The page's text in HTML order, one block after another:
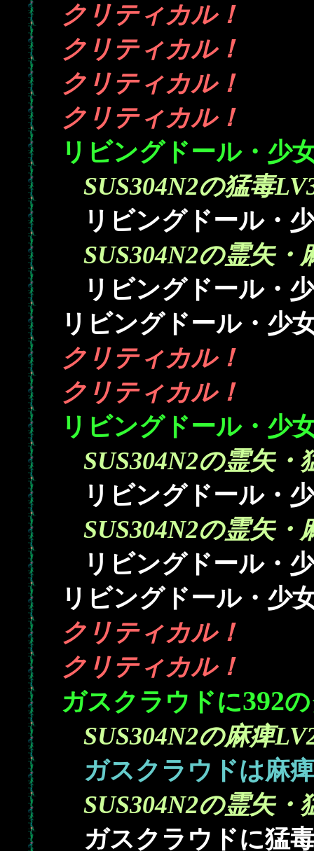
クリティカル！
クリティカル！
クリティカル！
クリティカル！
リビングドール・少
SUS304N2の猛毒
リビングドール・
SUS304N2の霊矢・
リビングドール・
リビングドール・少
クリティカル！
クリティカル！
リビングドール・少
SUS304N2の霊矢・
リビングドール・
SUS304N2の霊矢・
リビングドール・
リビングドール・少
クリティカル！
クリティカル！
ガスクラウドに392
SUS304N2の麻痺
ガスクラウドは麻
SUS304N2の霊矢・
ガスクラウドに猛